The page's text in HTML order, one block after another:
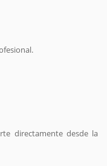
directamente desde la